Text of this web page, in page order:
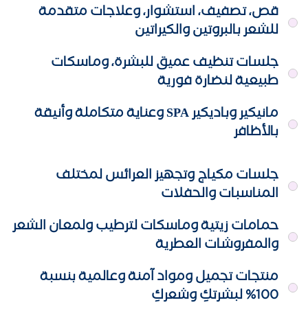
قص، تصفيف، استشوار، وعلاجات متقدمة
للشعر بالبروتين والكيراتين
جلسات تنظيف عميق للبشرة، وماسكات
طبيعية لنضارة فورية
مانيكير وباديكير SPA وعناية متكاملة وأنيقة
بالأظافر
جلسات مكياج وتجهيز العرائس لمختلف
المناسبات والحفلات
حمامات زيتية وماسكات لترطيب ولمعان الشعر
والمفروشات العطرية
منتجات تجميل ومواد آمنة وعالمية بنسبة
100% لبشرتكِ وشعركِ